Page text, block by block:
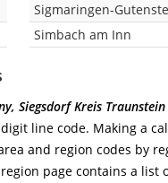
Sigmaringen-
Simbach am Inn
Siegsdorf Kreis Traunstein
line code. Making a
and region codes by
page contains a